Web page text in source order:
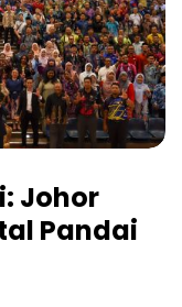
Johor
Pandai